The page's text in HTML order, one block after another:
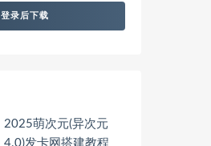
登录后下载
2025萌次元(异次元
4.0)发卡网搭建教程